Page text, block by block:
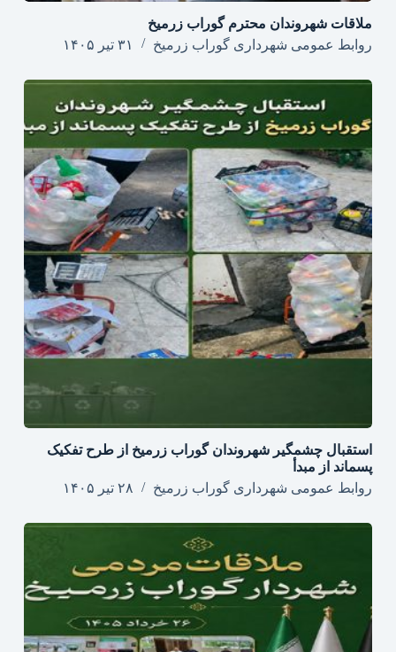
ملاقات شهروندان محترم گوراب زرمیخ
روابط عمومی شهرداری گوراب زرمیخ
۳۱ تیر ۱۴۰۵
استقبال چشمگیر شهروندان گوراب زرمیخ از طرح تفکیک
پسماند از مبدأ
روابط عمومی شهرداری گوراب زرمیخ
۲۸ تیر ۱۴۰۵